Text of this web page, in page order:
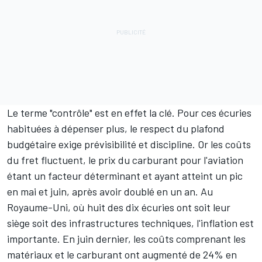
Le terme "contrôle" est en effet la clé. Pour ces écuries
habituées à dépenser plus, le respect du plafond
budgétaire exige prévisibilité et discipline. Or les coûts
du fret fluctuent, le prix du carburant pour l'aviation
étant un facteur déterminant et ayant atteint un pic
en mai et juin, après avoir doublé en un an. Au
Royaume-Uni, où huit des dix écuries ont soit leur
siège soit des infrastructures techniques, l'inflation est
importante. En juin dernier, les coûts comprenant les
matériaux et le carburant ont augmenté de 24% en